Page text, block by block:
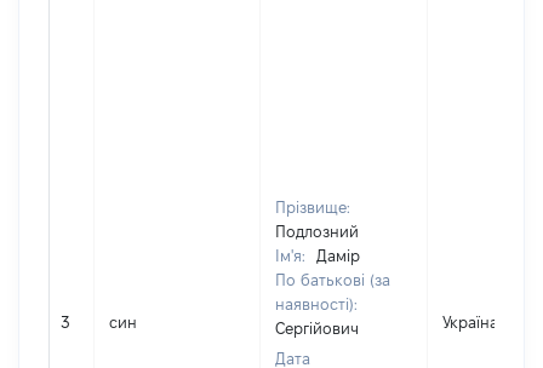
3 син
Прізвище:
Подлозний
Ім'я:
Дамір
По батькові (за
наявності):
Сергійович
Дата
Україна